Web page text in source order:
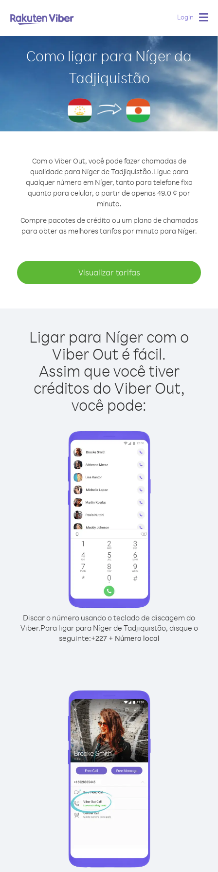
Login
Como ligar para Níger da
Tadjiquistão
Com o Viber Out, você pode fazer chamadas de
qualidade para Níger de Tadjiquistão.Ligue para
qualquer número em Níger, tanto para telefone fixo
quanto para celular, a partir de apenas 49.0 ¢ por
minuto.
Compre pacotes de crédito ou um plano de chamadas
para obter as melhores tarifas por minuto para Níger.
Visualizar tarifas
Ligar para Níger com o
Viber Out é fácil.
Assim que você tiver
créditos do Viber Out,
você pode:
Discar o número usando o teclado de discagem do
Viber.Para ligar para Níger de Tadjiquistão, disque o
seguinte:+227+ Número local